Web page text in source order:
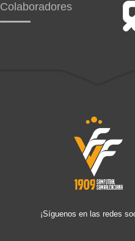
Colaboradores
¡Síguenos en las redes